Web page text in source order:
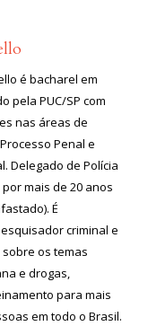
é bacharel em
pela PUC/SP com
nas áreas de
Penal e
Delegado de Polícia
mais de 20 anos
É
criminal e
os temas
e drogas,
para mais
em todo o Brasil.